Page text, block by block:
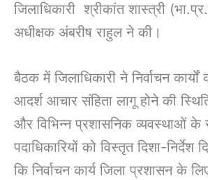
जिलाधिकारी श्रीकांत शास्त्री
अधीक्षक अंबरीष राहुल ने की।
बैठक में जिलाधिकारी ने निर्वाचन कार्यों
आदर्श आचार संहिता लागू होने की
और विभिन्न प्रशासनिक व्यवस्थाओं
पदाधिकारियों को विस्तृत दिशा-निर्देश
कि निर्वाचन कार्य जिला प्रशासन के